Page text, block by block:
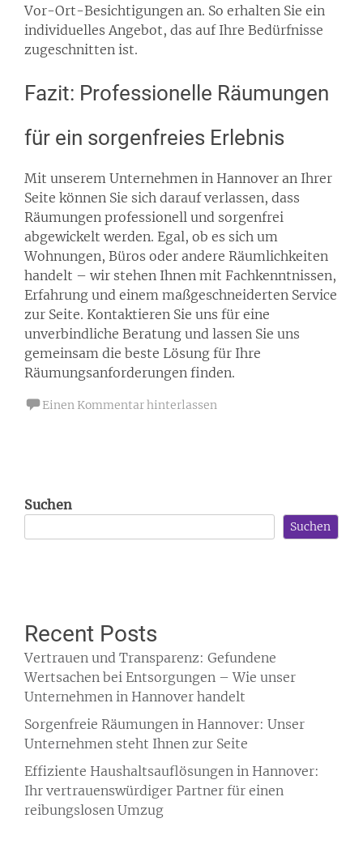
Vor-Ort-Besichtigungen an. So erhalten Sie ein
individuelles Angebot, das auf Ihre Bedürfnisse
zugeschnitten ist.
Fazit: Professionelle Räumungen
für ein sorgenfreies Erlebnis
Mit unserem Unternehmen in Hannover an Ihrer
Seite können Sie sich darauf verlassen, dass
Räumungen professionell und sorgenfrei
abgewickelt werden. Egal, ob es sich um
Wohnungen, Büros oder andere Räumlichkeiten
handelt – wir stehen Ihnen mit Fachkenntnissen,
Erfahrung und einem maßgeschneiderten Service
zur Seite. Kontaktieren Sie uns für eine
unverbindliche Beratung und lassen Sie uns
gemeinsam die beste Lösung für Ihre
Räumungsanforderungen finden.
Einen Kommentar hinterlassen
Suchen
Suchen
Recent Posts
Vertrauen und Transparenz: Gefundene
Wertsachen bei Entsorgungen – Wie unser
Unternehmen in Hannover handelt
Sorgenfreie Räumungen in Hannover: Unser
Unternehmen steht Ihnen zur Seite
Effiziente Haushaltsauflösungen in Hannover:
Ihr vertrauenswürdiger Partner für einen
reibungslosen Umzug